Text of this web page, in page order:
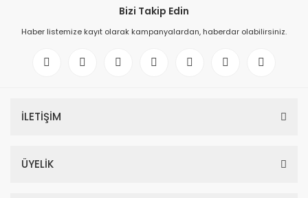
Bizi Takip Edin
Haber listemize kayıt olarak kampanyalardan, haberdar olabilirsiniz.
İLETİŞİM
ÜYELİK